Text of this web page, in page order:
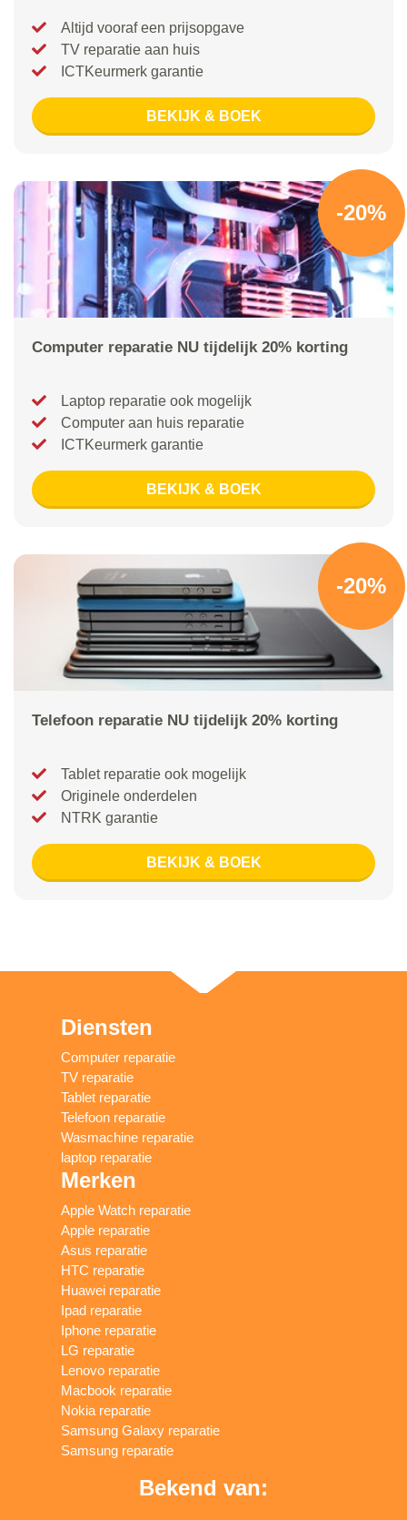
Altijd vooraf een prijsopgave
TV reparatie aan huis
ICTKeurmerk garantie
BEKIJK & BOEK
-20%
Computer reparatie NU tijdelijk 20% korting
Laptop reparatie ook mogelijk
Computer aan huis reparatie
ICTKeurmerk garantie
BEKIJK & BOEK
-20%
Telefoon reparatie NU tijdelijk 20% korting
Tablet reparatie ook mogelijk
Originele onderdelen
NTRK garantie
BEKIJK & BOEK
Diensten
Computer reparatie
TV reparatie
Tablet reparatie
Telefoon reparatie
Wasmachine reparatie
laptop reparatie
Merken
Apple Watch reparatie
Apple reparatie
Asus reparatie
HTC reparatie
Huawei reparatie
Ipad reparatie
Iphone reparatie
LG reparatie
Lenovo reparatie
Macbook reparatie
Nokia reparatie
Samsung Galaxy reparatie
Samsung reparatie
Bekend van: